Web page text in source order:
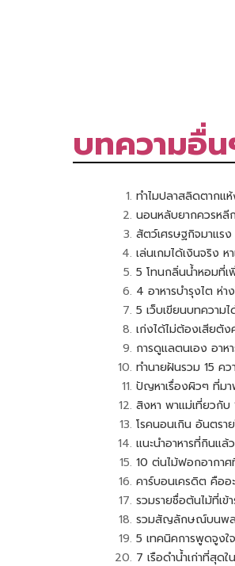
บทความอื่
ทำไมปลาสลิดตากแ
นอนหลับยากควรหลี
สัตว์เศรษฐกิจมาแร
เล่นเกมได้เงินจริง
5 โทนกลิ่นน้ำหอมที่เ
4 อาหารบำรุงไต ห่า
5 เว็บเขียนบทความ
เก่งได้ไม่ต้องเสียตั
การดูแลตนเอง อาห
ทำนายฝันรวม 15 ค
ปัญหาเรื่องผิวๆ ที่ม
สิงหา พาแม่เที่ยวกับ
โรคนอนเกิน อันตรา
แนะนำอาหารที่กินแ
10 ต่นไม้ฟอกอากา
คาร์บอนเครดิต คืออะ
รวมรายชื่อต้นไม้ที่เข้
รวมสัญลักษณ์บนพลา
5 เทคนิคการพูดจูงใ
7 เรือดำน้ำเก่าที่สุด